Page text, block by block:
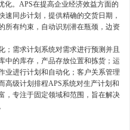
化。APS在提高企业经济效益方面的
同步计划，提供精确的交货日期，
所有约束，自动识别潜在瓶颈，边资
；需求计划系统对需求进行预测并且
中的库存，产品存放位置和拣货；运
业进行计划和自动化；客户关系管理
高级计划排程APS系统对生产计划和
，专注于固定领域和范围，旨在解决